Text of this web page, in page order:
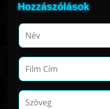
Hozzászólások